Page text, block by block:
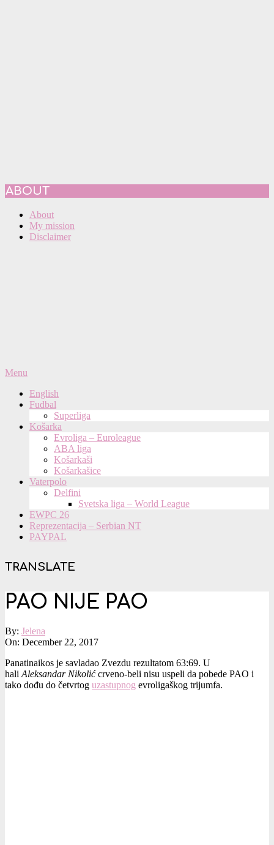
ABOUT
About
My mission
Disclaimer
Primary
Menu
Menu
English
Fudbal
Superliga
Košarka
Evroliga – Euroleague
ABA liga
Košarkaši
Košarkašice
Vaterpolo
Delfini
Svetska liga – World League
EWPC 26
Reprezentacija – Serbian NT
PAYPAL
TRANSLATE
PAO NIJE PAO
By: Jelena
On: December 22, 2017
Panatinaikos je savladao Zvezdu rezultatom 63:69. U
hali Aleksandar Nikolićcrveno-beli nisu uspeli da pobede PAO i
tako dođu do četvrtog uzastupnog evroligaškog trijumfa.